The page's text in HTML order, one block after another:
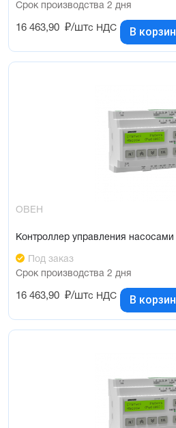
Срок производства 2 дня
16 463,90 ₽/штс НДС В
ОВЕН
Контроллер управления
Под заказ
Срок производства 2 дня
16 463,90 ₽/штс НДС В